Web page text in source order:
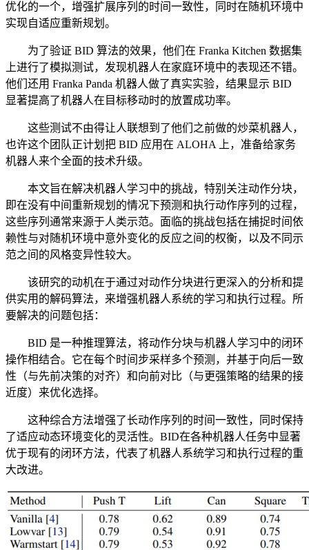
优化的一个，增强扩展序列的时间一致性，同时在随机环境中
实现自适应重新规划。
为了验证 BID 算法的效果，他们在 Franka Kitchen 数据集
上进行了模拟测试，发现机器人在家庭环境中的表现还不错。
他们还用 Franka Panda 机器人做了真实实验，结果显示 BID
显著提高了机器人在目标移动时的放置成功率。
这些测试不由得让人联想到了他们之前做的炒菜机器人，
也许这个团队正计划把 BID 应用在 ALOHA 上，准备给家务
机器人来个全面的技术升级。
本文旨在解决机器人学习中的挑战，特别关注动作分块，
即在没有中间重新规划的情况下预测和执行动作序列的过程，
这些序列通常来源于人类示范。面临的挑战包括在捕捉时间依
赖性与对随机环境中意外变化的反应之间的权衡，以及不同示
范之间的风格变异性较大。
该研究的动机在于通过对动作分块进行更深入的分析和提
供实用的解码算法，来增强机器人系统的学习和执行过程。所
要解决的问题包括：
BID 是一种推理算法，将动作分块与机器人学习中的闭环
操作相结合。它在每个时间步采样多个预测，并基于向后一致
性（与先前决策的对齐）和向前对比（与更强策略的结果的接
近度）来优化选择。
这种综合方法增强了长动作序列的时间一致性，同时保持
了适应动态环境变化的灵活性。BID在各种机器人任务中显著
优于现有的闭环方法，代表了机器人系统学习和执行过程的重
大改进。